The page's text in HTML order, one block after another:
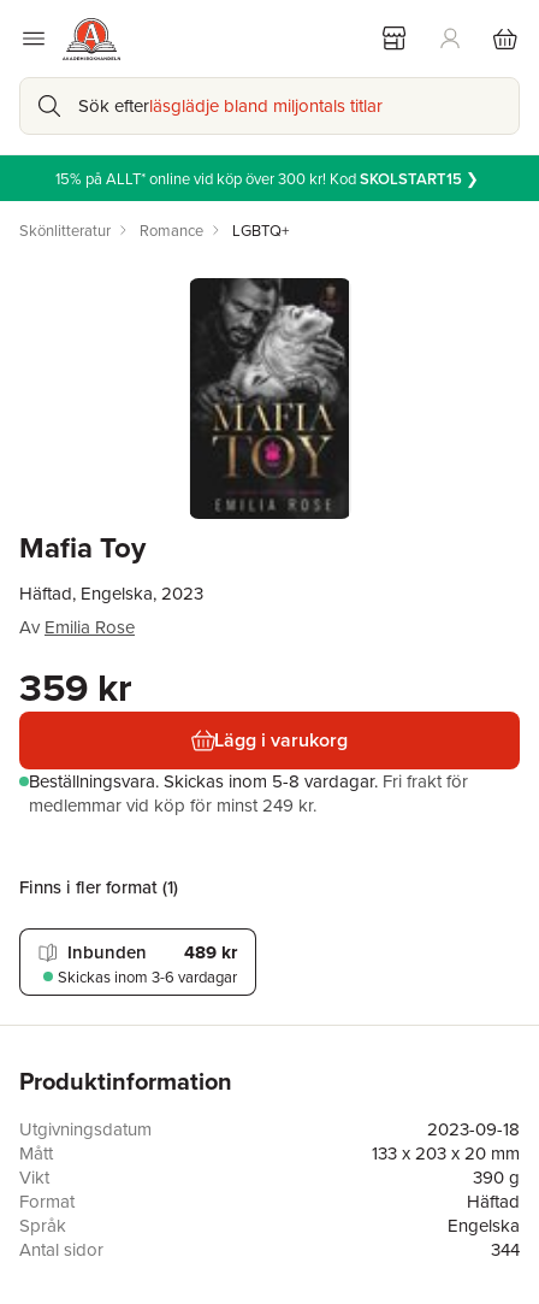
Sök efterläsglädje bland miljontals titlar
15% på ALLT* online vid köp över 300 kr! KodSKOLSTART15 ❯
Skönlitteratur Romance LGBTQ+
Mafia Toy
Häftad, Engelska, 2023
Av Emilia Rose
359 kr
Lägg i varukorg
Beställningsvara.Skickas inom 5-8 vardagar. Fri frakt för
medlemmar vid köp för minst 249 kr.
Finns i fler format (1)
Inbunden 489 kr
Skickas inom 3-6 vardagar
Produktinformation
Utgivningsdatum
2023-09-18
Mått
133 x 203 x 20 mm
Vikt
390 g
Format
Häftad
Språk
Engelska
Antal sidor
344